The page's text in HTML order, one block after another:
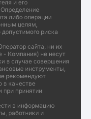
и его
либо операции
целям,
риска
сайта, ни их
- Компания) не несут
в случае совершения
инструменты,
рекомендуют
в качестве
при принятии
в информацию
работники и